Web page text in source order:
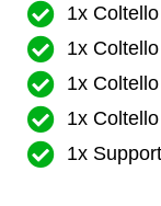
1x
1x
1x
1x
1x